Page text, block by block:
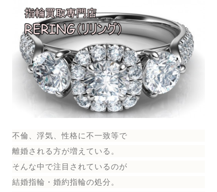
不倫、浮気、性格に不一致等で
離婚される方が増えている。
そんな中で注目されているのが
結婚指輪 ・婚約指輪の処分。